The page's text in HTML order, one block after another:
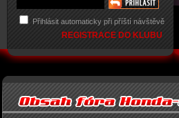
Přihlásit automaticky při příští návštěvě
REGISTRACE DO KLUBU